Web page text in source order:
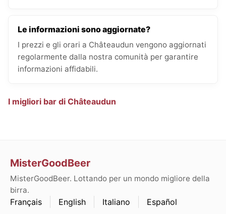
Le informazioni sono aggiornate?
I prezzi e gli orari a Châteaudun vengono aggiornati
regolarmente dalla nostra comunità per garantire
informazioni affidabili.
I migliori bar di Châteaudun
MisterGoodBeer
MisterGoodBeer. Lottando per un mondo migliore della
birra.
Français English Italiano Español